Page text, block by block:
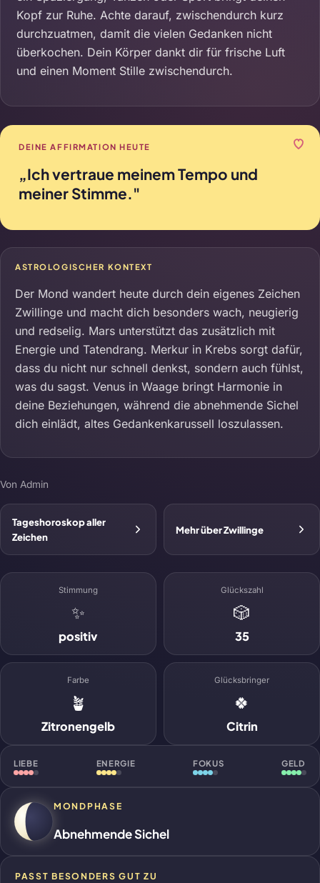
Kopf zur Ruhe. Achte darauf, zwischendurch kurz
durchzuatmen, damit die vielen Gedanken nicht
überkochen. Dein Körper dankt dir für frische Luft
und einen Moment Stille zwischendurch.
DEINE AFFIRMATION HEUTE
„Ich vertraue meinem Tempo und
meiner Stimme."
ASTROLOGISCHER KONTEXT
Der Mond wandert heute durch dein eigenes Zeichen
Zwillinge und macht dich besonders wach, neugierig
und redselig. Mars unterstützt das zusätzlich mit
Energie und Tatendrang. Merkur in Krebs sorgt dafür,
dass du nicht nur schnell denkst, sondern auch fühlst,
was du sagst. Venus in Waage bringt Harmonie in
deine Beziehungen, während die abnehmende Sichel
dich einlädt, altes Gedankenkarussell loszulassen.
Von Admin
Tageshoroskop aller
Zeichen
Mehr über Zwillinge
Stimmung
✨
positiv
Glückszahl
🎲
35
Farbe
🪴
Zitronengelb
Glücksbringer
🍀
Citrin
LIEBE ENERGIE FOKUS GELD
MONDPHASE
Abnehmende Sichel
PASST BESONDERS GUT ZU